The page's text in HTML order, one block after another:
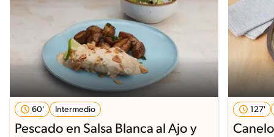
60' Intermedio
Pescado en Salsa Blanca al Ajo y
127'